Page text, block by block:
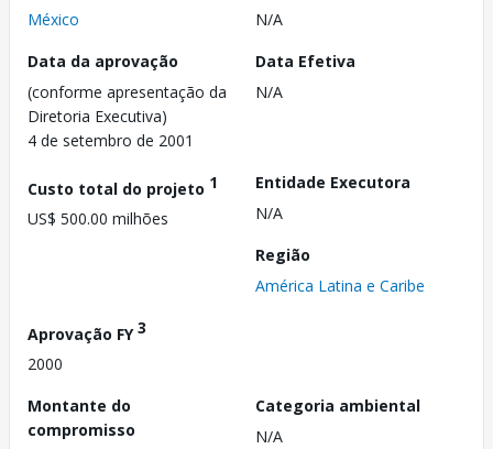
México
N/A
Data da aprovação
(conforme apresentação da
Diretoria Executiva)
4 de setembro de 2001
Data Efetiva
N/A
Custo total do projeto 1
US$ 500.00 milhões
Entidade Executora
N/A
Região
América Latina e Caribe
Aprovação FY3
2000
Montante do
compromisso
Categoria ambiental
N/A